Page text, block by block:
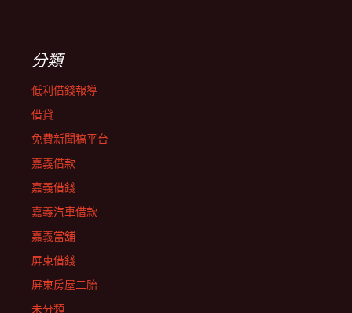
分類
低利借錢報導
借貸
免費新聞稿平台
嘉義借款
嘉義借錢
嘉義汽車借款
嘉義當舖
屏東借錢
屏東房屋二胎
未分類